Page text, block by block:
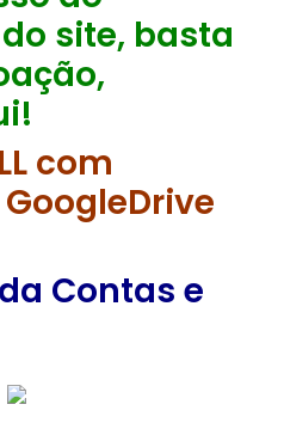
site, basta
com
Contas e